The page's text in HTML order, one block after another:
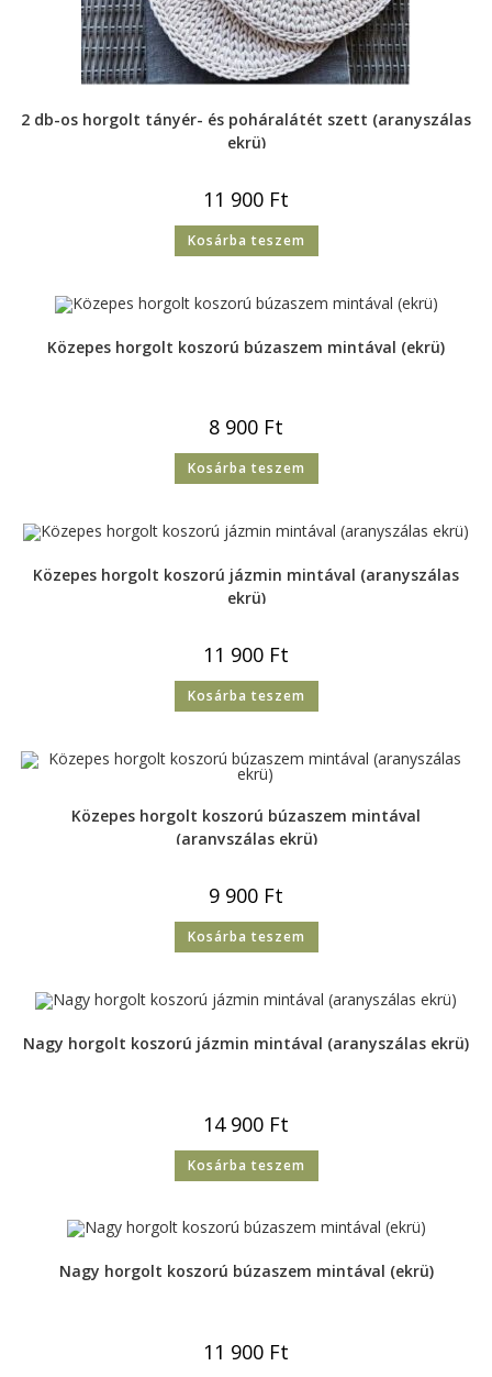
2 db-os horgolt tányér- és poháralátét szett (aranyszálas
ekrü)
11 900 Ft
Kosárba teszem
Közepes horgolt koszorú búzaszem mintával (ekrü)
8 900 Ft
Kosárba teszem
Közepes horgolt koszorú jázmin mintával (aranyszálas
ekrü)
11 900 Ft
Kosárba teszem
Közepes horgolt koszorú búzaszem mintával
(aranyszálas ekrü)
9 900 Ft
Kosárba teszem
Nagy horgolt koszorú jázmin mintával (aranyszálas ekrü)
14 900 Ft
Kosárba teszem
Nagy horgolt koszorú búzaszem mintával (ekrü)
11 900 Ft